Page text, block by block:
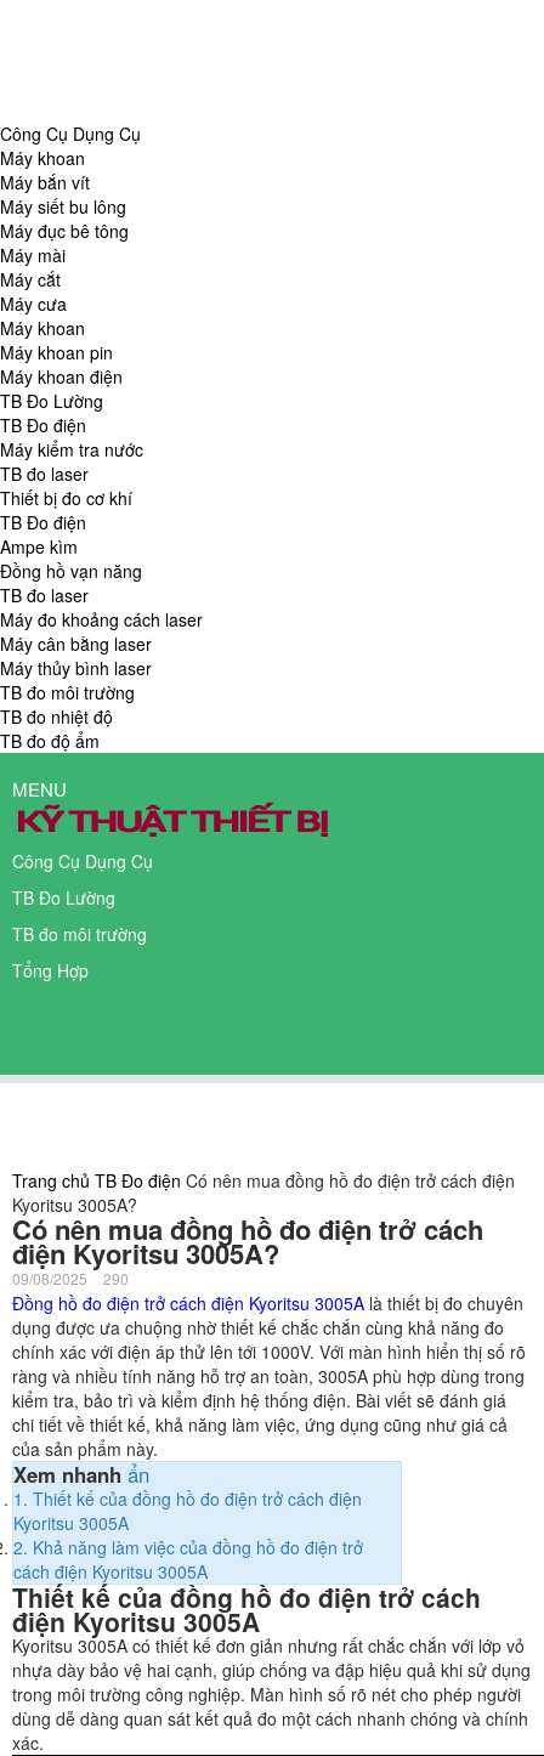
Công Cụ Dụng Cụ
Máy khoan
Máy bắn vít
Máy siết bu lông
Máy đục bê tông
Máy mài
Máy cắt
Máy cưa
Máy khoan
Máy khoan pin
Máy khoan điện
TB Đo Lường
TB Đo điện
Máy kiểm tra nước
TB đo laser
Thiết bị đo cơ khí
TB Đo điện
Ampe kìm
Đồng hồ vạn năng
TB đo laser
Máy đo khoảng cách laser
Máy cân bằng laser
Máy thủy bình laser
TB đo môi trường
TB đo nhiệt độ
TB đo độ ẩm
MENU
Công Cụ Dụng Cụ
TB Đo Lường
TB đo môi trường
Tổng Hợp
Trang chủ TB Đo điện Có nên mua đồng hồ đo điện trở cách điện
Kyoritsu 3005A?
Có nên mua đồng hồ đo điện trở cách
điện Kyoritsu 3005A?
09/08/2025 290
Đồng hồ đo điện trở cách điện Kyoritsu 3005A là thiết bị đo chuyên
dụng được ưa chuộng nhờ thiết kế chắc chắn cùng khả năng đo
chính xác với điện áp thử lên tới 1000V. Với màn hình hiển thị số rõ
ràng và nhiều tính năng hỗ trợ an toàn, 3005A phù hợp dùng trong
kiểm tra, bảo trì và kiểm định hệ thống điện. Bài viết sẽ đánh giá
chi tiết về thiết kế, khả năng làm việc, ứng dụng cũng như giá cả
của sản phẩm này.
Xem nhanh ẩn
1. Thiết kế của đồng hồ đo điện trở cách điện
Kyoritsu 3005A
2. Khả năng làm việc của đồng hồ đo điện trở
cách điện Kyoritsu 3005A
Thiết kế của đồng hồ đo điện trở cách
điện Kyoritsu 3005A
Kyoritsu 3005A có thiết kế đơn giản nhưng rất chắc chắn với lớp vỏ
nhựa dày bảo vệ hai cạnh, giúp chống va đập hiệu quả khi sử dụng
trong môi trường công nghiệp. Màn hình số rõ nét cho phép người
dùng dễ dàng quan sát kết quả đo một cách nhanh chóng và chính
xác.